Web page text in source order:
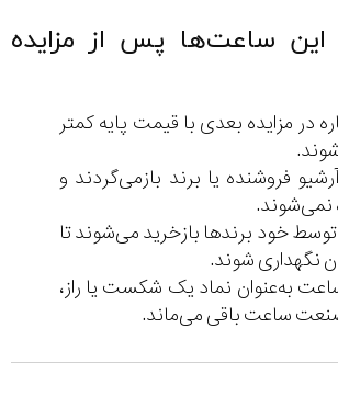
ساعت‌ها پس از مزایده
در مزایده بعدی با قیمت پایه کمتر
فروشنده یا برند بازمی‌گردند و
نمی‌شوند.
توسط خود برندها بازخرید می‌شوند تا
نگهداری شوند.
به‌عنوان نماد یک شکست یا راز،
ساعت باقی می‌ماند.